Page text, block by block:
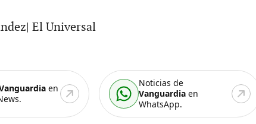
El Universal
en
Noticias de
Vanguardia en
WhatsApp.